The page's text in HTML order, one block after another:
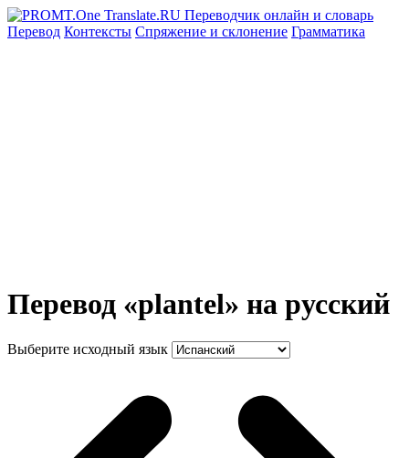
Перевод Контексты Спряжение и склонение Грамматика
Перевод «plantel» на русский
Выберите исходный язык